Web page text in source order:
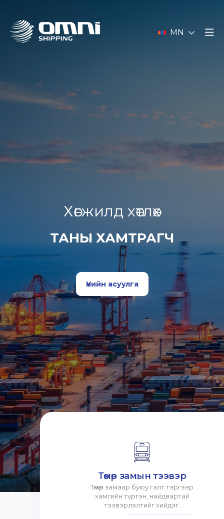
MN
Хөгжилд хөтлөх
ТАНЫ ХАМТРАГЧ
Үнийн асуулга
Төмөр замын тээвэр
Төмөр замаар буюу галт тэргээр
хамгийн түргэн, найдвартай
тээвэрлэлтийг хийдэг.